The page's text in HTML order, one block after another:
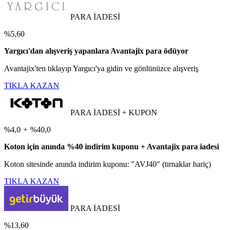
PARA İADESİ
%5,60
Yargıcı'dan alışveriş yapanlara Avantajix para ödüyor
Avantajix'ten tıklayıp Yargıcı'ya gidin ve gönlünüzce alışveriş
TIKLA KAZAN
PARA İADESİ + KUPON
%4,0 + %40,0
Koton için anında %40 indirim kuponu + Avantajix para iadesi
Koton sitesinde anında indirim kuponu: "AVJ40" (tırnaklar hariç)
TIKLA KAZAN
PARA İADESİ
%13,60